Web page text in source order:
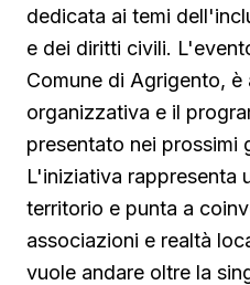
dedicata ai temi
e dei diritti civili.
Comune di Agrigento,
organizzativa e il
presentato nei prossimi
L'iniziativa rappresenta
territorio e punta a
associazioni e realtà
vuole andare oltre la